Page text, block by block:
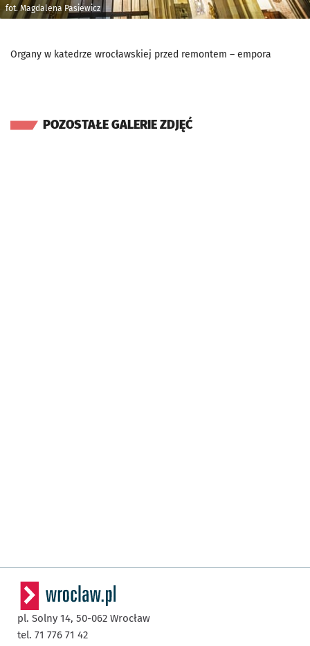
fot. Magdalena Pasiewicz
Organy w katedrze wrocławskiej przed remontem – empora
POZOSTAŁE GALERIE ZDJĘĆ
pl. Solny 14, 50-062 Wrocław
tel. 71 776 71 42